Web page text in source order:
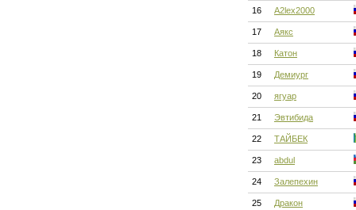
16 A2lex2000
17 Аякс
18 Катон
19 Демиург
20 ягуар
21 Эвтибида
22 ТАЙБЕК
23 abdul
24 Залепехин
25 Дракон